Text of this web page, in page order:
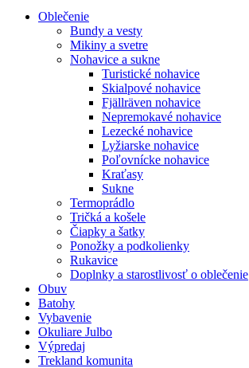
Oblečenie
Bundy a vesty
Mikiny a svetre
Nohavice a sukne
Turistické nohavice
Skialpové nohavice
Fjällräven nohavice
Nepremokavé nohavice
Lezecké nohavice
Lyžiarske nohavice
Poľovnícke nohavice
Kraťasy
Sukne
Termoprádlo
Tričká a košele
Čiapky a šatky
Ponožky a podkolienky
Rukavice
Doplnky a starostlivosť o oblečenie
Obuv
Batohy
Vybavenie
Okuliare Julbo
Výpredaj
Trekland komunita